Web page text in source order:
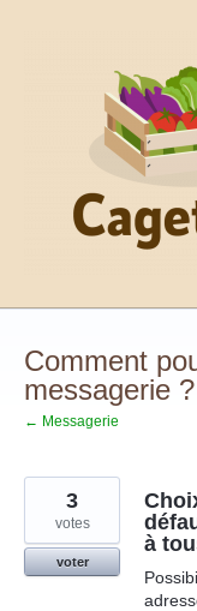
Comment
messagerie ?
← Messagerie
à
3
votes
voter